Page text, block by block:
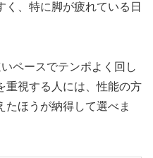
く、特に脚が疲れている日
ペースでテンポよく回し
重視する人には、性能の方
たほうが納得して選べま